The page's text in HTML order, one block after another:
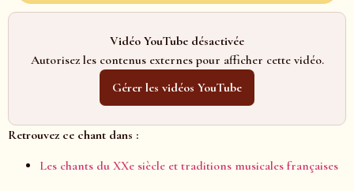
Vidéo YouTube désactivée
Autorisez les contenus externes pour afficher cette vidéo.
Gérer les vidéos YouTube
Retrouvez ce chant dans :
Les chants du XXe siècle et traditions musicales françaises